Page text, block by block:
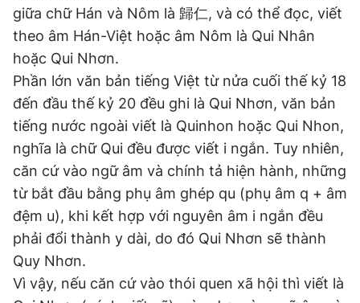
giữa chữ Hán và Nôm là 歸仁, và có thể đọc, viết
theo âm Hán-Việt hoặc âm Nôm là Qui Nhân
hoặc Qui Nhơn.
Phần lớn văn bản tiếng Việt từ nửa cuối thế kỷ 18
đến đầu thế kỷ 20 đều ghi là Qui Nhơn, văn bản
tiếng nước ngoài viết là Quinhon hoặc Qui Nhon,
nghĩa là chữ Qui đều được viết i ngắn. Tuy nhiên,
căn cứ vào ngữ âm và chính tả hiện hành, những
từ bắt đầu bằng phụ âm ghép qu (phụ âm q + âm
đệm u), khi kết hợp với nguyên âm i ngắn đều
phải đổi thành y dài, do đó Qui Nhơn sẽ thành
Quy Nhơn.
Vì vậy, nếu căn cứ vào thói quen xã hội thì viết là